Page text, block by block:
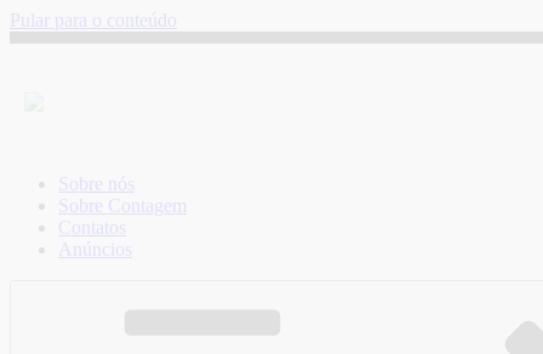
Pular para o conteúdo
Sobre nós
Sobre Contagem
Contatos
Anúncios